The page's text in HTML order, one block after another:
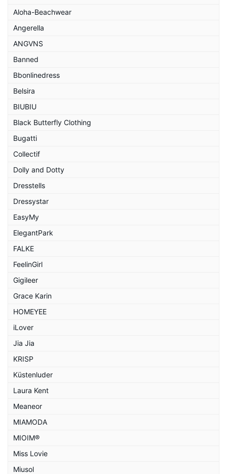
Aloha-Beachwear
Angerella
ANGVNS
Banned
Bbonlinedress
Belsira
BIUBIU
Black Butterfly Clothing
Bugatti
Collectif
Dolly and Dotty
Dresstells
Dressystar
EasyMy
ElegantPark
FALKE
FeelinGirl
Gigileer
Grace Karin
HOMEYEE
iLover
Jia Jia
KRISP
Küstenluder
Laura Kent
Meaneor
MIAMODA
MIOIM®
Miss Lovie
Miusol